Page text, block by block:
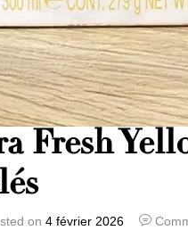
Fresh
on 4 février 2026